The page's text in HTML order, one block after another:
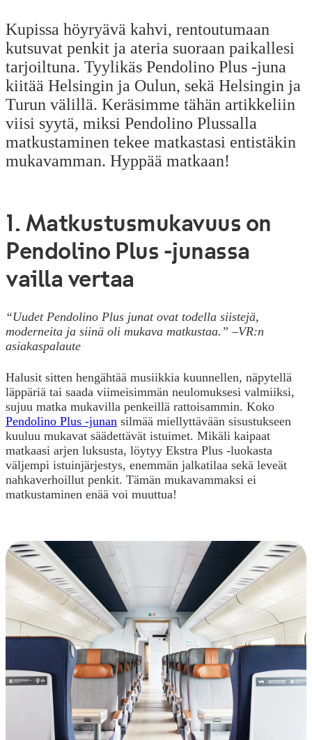
Kupissa höyryävä kahvi, rentoutumaan
kutsuvat penkit ja ateria suoraan paikallesi
tarjoiltuna. Tyylikäs Pendolino Plus -juna
kiitää Helsingin ja Oulun, sekä Helsingin ja
Turun välillä. Keräsimme tähän artikkeliin
viisi syytä, miksi Pendolino Plussalla
matkustaminen tekee matkastasi entistäkin
mukavamman. Hyppää matkaan!
1. Matkustusmukavuus on
Pendolino Plus -junassa
vailla vertaa
“Uudet Pendolino Plus junat ovat todella siistejä,
moderneita ja siinä oli mukava matkustaa.” –VR:n
asiakaspalaute
Halusit sitten hengähtää musiikkia kuunnellen, näpytellä
läppäriä tai saada viimeisimmän neulomuksesi valmiiksi,
sujuu matka mukavilla penkeillä rattoisammin. Koko
Pendolino Plus -junan silmää miellyttävään sisustukseen
kuuluu mukavat säädettävät istuimet. Mikäli kaipaat
matkaasi arjen luksusta, löytyy Ekstra Plus -luokasta
väljempi istuinjärjestys, enemmän jalkatilaa sekä leveät
nahkaverhoillut penkit. Tämän mukavammaksi ei
matkustaminen enää voi muuttua!